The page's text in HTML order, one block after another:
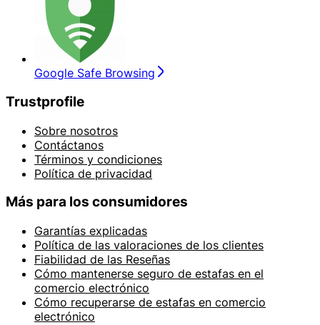
Google Safe Browsing
Trustprofile
Sobre nosotros
Contáctanos
Términos y condiciones
Política de privacidad
Más para los consumidores
Garantías explicadas
Política de las valoraciones de los clientes
Fiabilidad de las Reseñas
Cómo mantenerse seguro de estafas en el
comercio electrónico
Cómo recuperarse de estafas en comercio
electrónico